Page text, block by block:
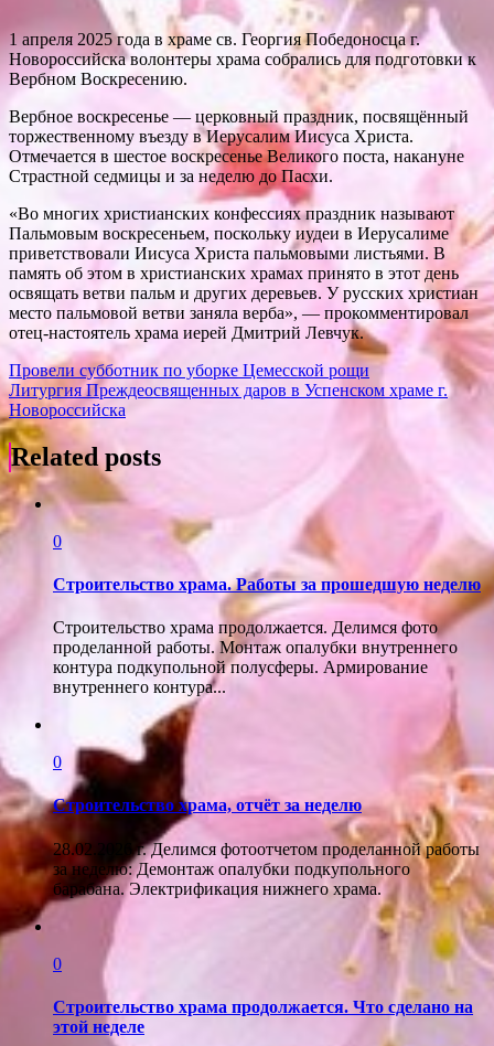
1 апреля 2025 года в храме св. Георгия Победоносца г.
Новороссийска волонтеры храма собрались для подготовки к
Вербном Воскресению.
Вербное воскресенье — церковный праздник, посвящённый
торжественному въезду в Иерусалим Иисуса Христа.
Отмечается в шестое воскресенье Великого поста, накануне
Страстной седмицы и за неделю до Пасхи.
«Во многих христианских конфессиях праздник называют
Пальмовым воскресеньем, поскольку иудеи в Иерусалиме
приветствовали Иисуса Христа пальмовыми листьями. В
память об этом в христианских храмах принято в этот день
освящать ветви пальм и других деревьев. У русских христиан
место пальмовой ветви заняла верба», — прокомментировал
отец-настоятель храма иерей Дмитрий Левчук.
Навигация
по
записям
Провели субботник по уборке Цемесской рощи
Литургия Преждеосвященных даров в Успенском храме г.
Новороссийска
Related posts
0
Строительство храма. Работы за прошедшую неделю
Строительство храма продолжается. Делимся фото
проделанной работы. Монтаж опалубки внутреннего
контура подкупольной полусферы. Армирование
внутреннего контура...
0
Строительство храма, отчёт за неделю
28.02.2026 г. Делимся фотоотчетом проделанной работы
за неделю: Демонтаж опалубки подкупольного
барабана. Электрификация нижнего храма.
0
Строительство храма продолжается. Что сделано на
этой неделе